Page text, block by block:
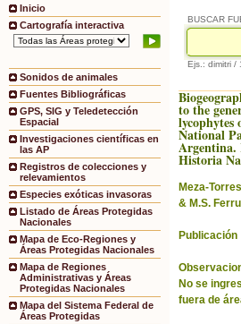
Inicio
Cartografía interactiva
Sonidos de animales
Fuentes Bibliográficas
GPS, SIG y Teledetección
Espacial
Investigaciones científicas en
las AP
Registros de colecciones y
relevamientos
Especies exóticas invasoras
Listado de Áreas Protegidas
Nacionales
Mapa de Eco-Regiones y
Áreas Protegidas Nacionales
Mapa de Regiones
Administrativas y Áreas
Protegidas Nacionales
Mapa del Sistema Federal de
Áreas Protegidas
BUSCAR
Ejs.: dimitri /
to the
National
Argentina.
Historia
Meza-
& M.S.
Publicación
No se
fuera de